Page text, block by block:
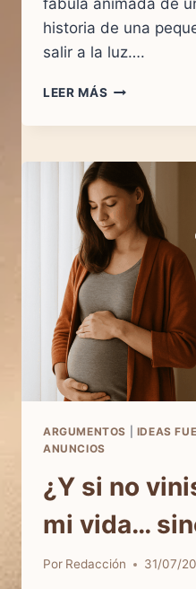
fábula animada de
historia de una
salir a la luz….
LEER MÁS
VIDA
FLORECER
|
LA
SEMILLA
QUE
TENÍA
MIEDO
Y
DECIDIÓ
VIVIR
ARGUMENTOS IDEAS
ANUNCIOS
¿Y si no
mi vida…
Por Redacción 31/07/